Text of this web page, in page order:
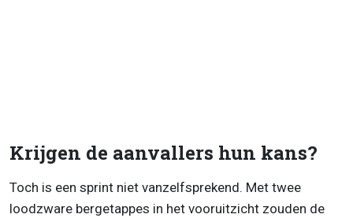
Krijgen de aanvallers hun kans?
Toch is een sprint niet vanzelfsprekend. Met twee
loodzware bergetappes in het vooruitzicht zouden de